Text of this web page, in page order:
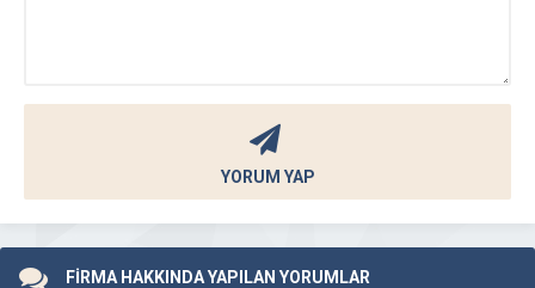
YORUM YAP
FİRMA HAKKINDA YAPILAN YORUMLAR